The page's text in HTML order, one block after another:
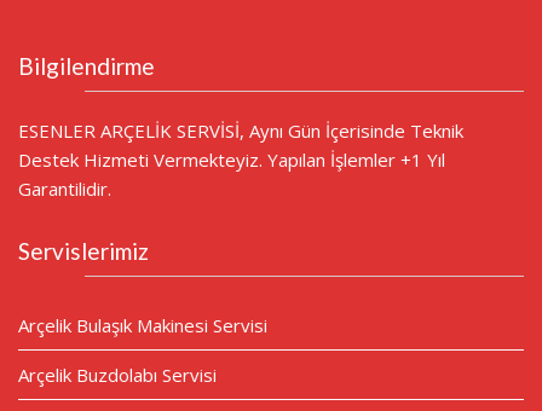
Bilgilendirme
ESENLER ARÇELİK SERVİSİ, Aynı Gün İçerisinde Teknik
Destek Hizmeti Vermekteyiz. Yapılan İşlemler +1 Yıl
Garantilidir.
Servislerimiz
Arçelik Bulaşık Makinesi Servisi
Arçelik Buzdolabı Servisi